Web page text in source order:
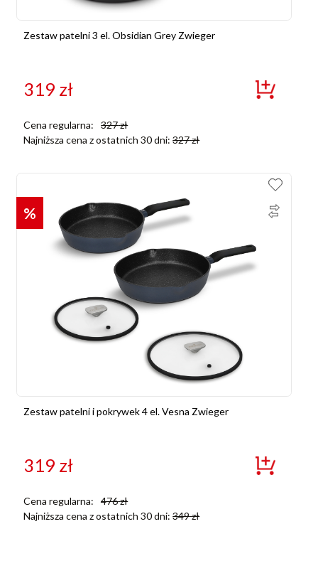
Zestaw patelni 3 el. Obsidian Grey Zwieger
319 zł
Cena regularna: 327zł
Najniższa cena z ostatnich 30 dni:327zł
%
Zestaw patelni i pokrywek 4 el. Vesna Zwieger
319 zł
Cena regularna: 476zł
Najniższa cena z ostatnich 30 dni:349zł